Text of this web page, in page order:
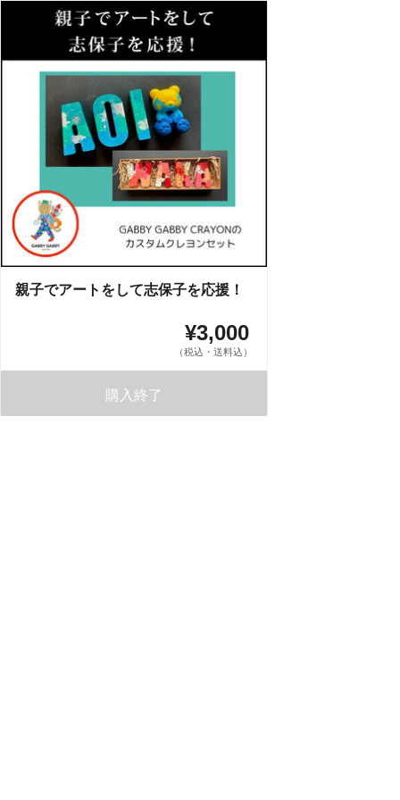
親子でアートをして志保子を応援！
¥3,000
（税込・送料込）
購入終了